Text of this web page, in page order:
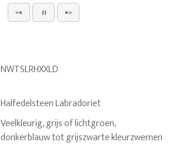
NWTSLRHXXLD
Halfedelsteen Labradoriet
Veelkleurig, grijs of lichtgroen,
donkerblauw tot grijszwarte kleurzwemen